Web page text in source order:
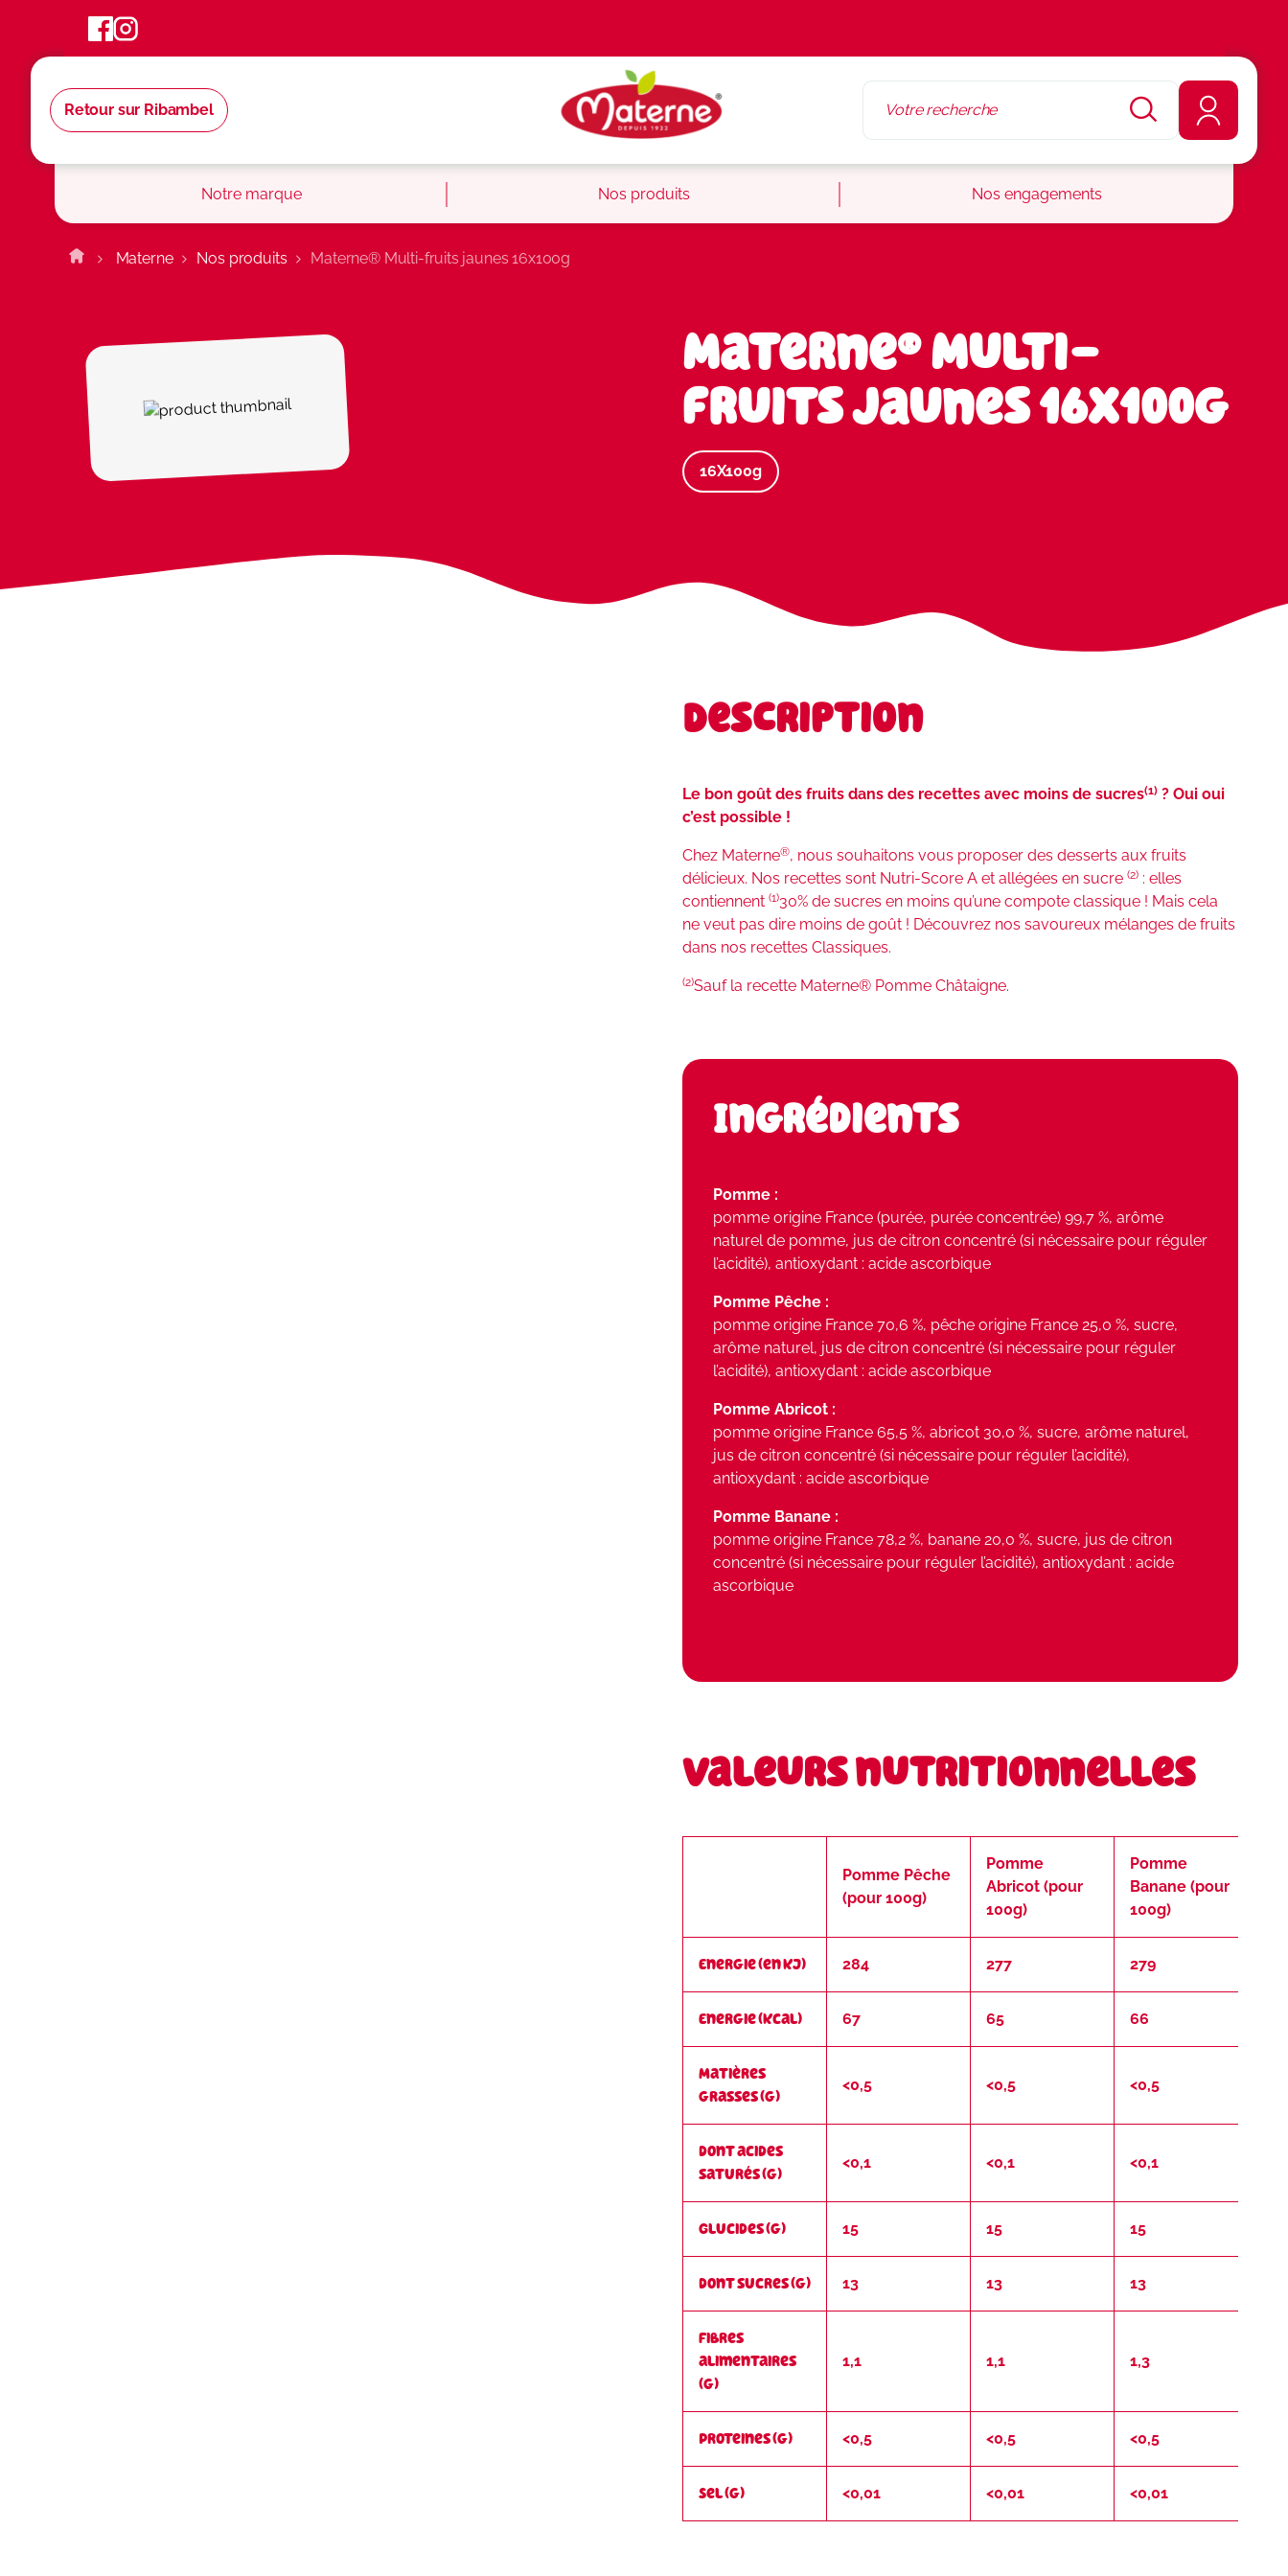
Retour sur Ribambel
Notre marque Nos produits Nos engagements
Materne Nos produits Materne® Multi-fruits jaunes 16x100g
Materne® Multi-
fruits jaunes 16x100g
16X100g
Description
Le bon goût des fruits dans des recettes avec moins de sucres(1) ? Oui oui
c’est possible !
Chez Materne®, nous souhaitons vous proposer des desserts aux fruits
délicieux. Nos recettes sont Nutri-Score A et allégées en sucre (2) : elles
contiennent (1)30% de sucres en moins qu’une compote classique ! Mais cela
ne veut pas dire moins de goût ! Découvrez nos savoureux mélanges de fruits
dans nos recettes Classiques.
(2)Sauf la recette Materne® Pomme Châtaigne.
Ingrédients
Pomme :
pomme origine France (purée, purée concentrée) 99,7 %, arôme
naturel de pomme, jus de citron concentré (si nécessaire pour réguler
l’acidité), antioxydant : acide ascorbique
Pomme Pêche :
pomme origine France 70,6 %, pêche origine France 25,0 %, sucre,
arôme naturel, jus de citron concentré (si nécessaire pour réguler
l’acidité), antioxydant : acide ascorbique
Pomme Abricot :
pomme origine France 65,5 %, abricot 30,0 %, sucre, arôme naturel,
jus de citron concentré (si nécessaire pour réguler l’acidité),
antioxydant : acide ascorbique
Pomme Banane :
pomme origine France 78,2 %, banane 20,0 %, sucre, jus de citron
concentré (si nécessaire pour réguler l’acidité), antioxydant : acide
ascorbique
Valeurs nutritionnelles
Pomme Pêche
(pour 100g)
Pomme
Abricot (pour
100g)
Pomme
Banane (pour
100g)
Energie (en kJ) 284 277 279
Energie (kcal) 67 65 66
Matières
grasses (g)
<0,5 <0,5 <0,5
dont acides
saturés (g)
<0,1 <0,1 <0,1
Glucides (g) 15 15 15
dont sucres (g) 13 13 13
Fibres
alimentaires
(g)
1,1 1,1 1,3
Proteines (g) <0,5 <0,5 <0,5
Sel (g) <0,01 <0,01 <0,01